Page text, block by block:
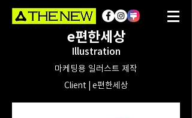
e편한세상
Illustration
마케팅용 일러스트 제작
Client | e편한세상